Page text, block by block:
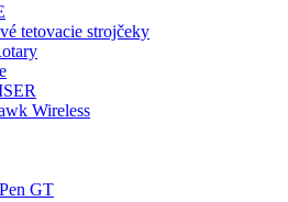
tetovacie strojčeky
Wireless
GT